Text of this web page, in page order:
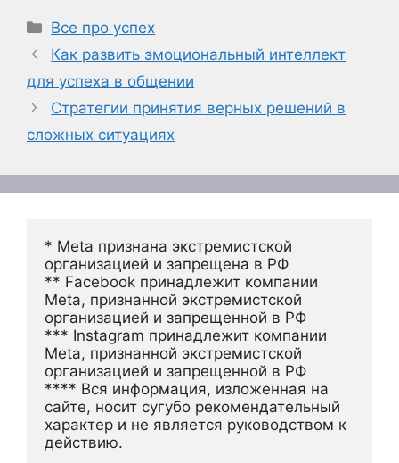
Рубрики
Все про успех
Как развить эмоциональный интеллект
для успеха в общении
Стратегии принятия верных решений в
сложных ситуациях
* Meta признана экстремистской
организацией и запрещена в РФ
** Facebook принадлежит компании
Meta, признанной экстремистской
организацией и запрещенной в РФ
*** Instagram принадлежит компании
Meta, признанной экстремистской
организацией и запрещенной в РФ
**** Вся информация, изложенная на
сайте, носит сугубо рекомендательный
характер и не является руководством к
действию.